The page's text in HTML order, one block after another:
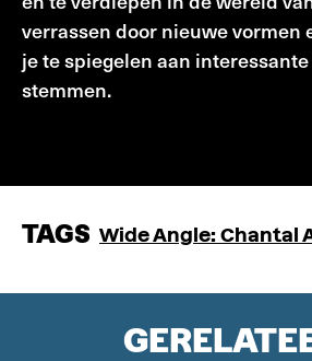
verrassen door nieuwe vormen
je te spiegelen aan
stemmen.
TAGS Wide Angle: Chantal